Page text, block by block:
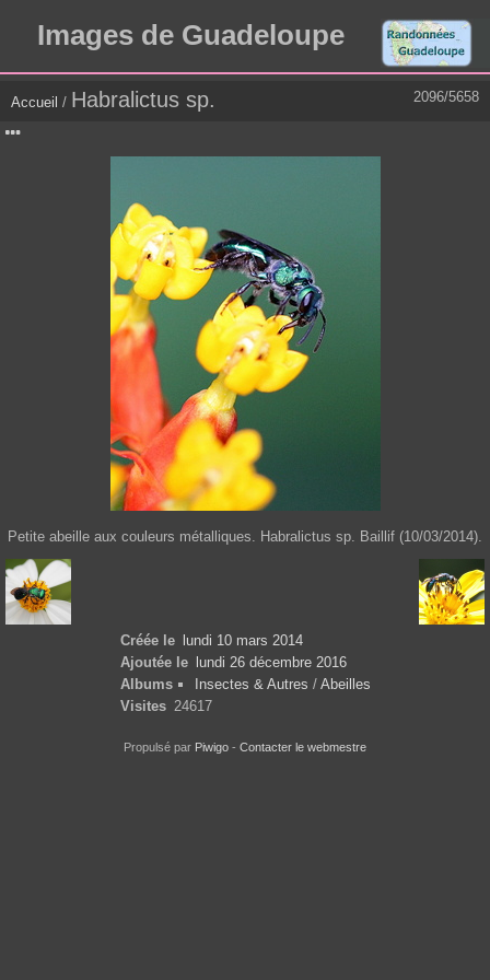
Images de Guadeloupe
2096/5658
Accueil / Habralictus sp.
Petite abeille aux couleurs métalliques. Habralictus sp. Baillif (10/03/2014).
Créée le
lundi 10 mars 2014
Ajoutée le
lundi 26 décembre 2016
Albums
Insectes & Autres / Abeilles
Visites 24617
Propulsé par Piwigo - Contacter le webmestre